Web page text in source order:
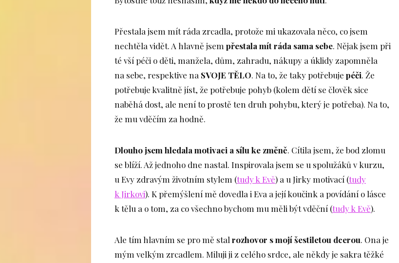
Přestala jsem mít ráda zrcadla, protože mi ukazovala něco, co jsem
nechtěla vidět. A hlavně jsem přestala mít ráda sama sebe. Nějak jsem při
té vší péči o děti, manžela, dům, zahradu, nákupy a úklidy zapomněla
na sebe, respektive na SVOJE TĚLO. Na to, že taky potřebuje péči. Že
potřebuje kvalitně jíst, že potřebuje pohyb (kolem dětí se člověk sice
naběhá dost, ale není to prostě ten druh pohybu, který je potřeba). Na to,
že mu vděčím za hodně.
Dlouho jsem hledala motivaci a sílu ke změně. Cítila jsem, že bod zlomu
se blíží. Až jednoho dne nastal. Inspirovala jsem se u spolužáků v kurzu,
u Evy zdravým životním stylem (tudy k Evě) a u Jirky motivací (tudy
k Jirkovi). K přemýšlení mě dovedla i Eva a její koučink a povídání o lásce
k tělu a o tom, za co všechno bychom mu měli být vděční (tudy k Evě).
Ale tím hlavním se pro mě stal rozhovor s mojí šestiletou dcerou. Ona je
mým velkým zrcadlem. Miluji ji z celého srdce, ale někdy je sakra těžké